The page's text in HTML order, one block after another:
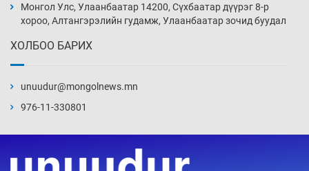
6 цаг 57 мин
хэмжээг шинэчлэн тогтоох нь
7 цаг 57 мин
Монгол Улс, Улаанбаатар 14200, Сүхбаатар дүүрэг 8-р
хороо, Алтангэрэлийн гудамж, Улаанбаатар зочид буудал
ХОЛБОО БАРИХ
unuudur@mongolnews.mn
976-11-330801